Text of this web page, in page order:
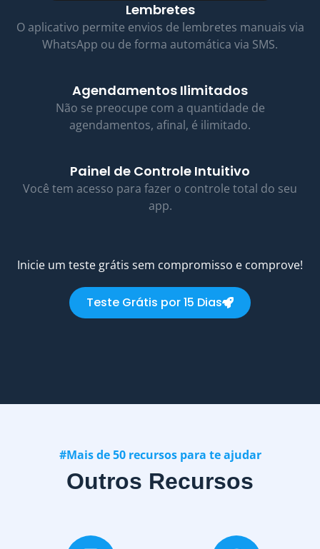
Lembretes
O aplicativo permite envios de lembretes manuais via
WhatsApp ou de forma automática via SMS.
Agendamentos Ilimitados
Não se preocupe com a quantidade de
agendamentos, afinal, é ilimitado.
Painel de Controle Intuitivo
Você tem acesso para fazer o controle total do seu
app.
Inicie um teste grátis sem compromisso e comprove!
Teste Grátis por 15 Dias
#Mais de 50 recursos para te ajudar
Outros Recursos